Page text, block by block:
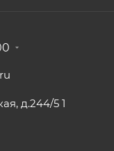
д.244/5 1